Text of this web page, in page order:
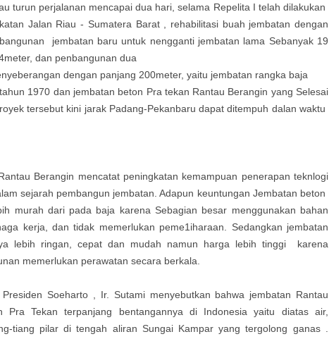
turun perjalanan mencapai dua hari, selama Repelita I telah dilakukan
Jalan Riau - Sumatera Barat , rehabilitasi buah jembatan dengan
jembatan baru untuk nengganti jembatan lama Sebanyak 19
dan penbangunan dua
dengan panjang 200meter, yaitu jembatan rangka baja
1970 dan jembatan beton Pra tekan Rantau Berangin yang Selesai
tersebut kini jarak Padang-Pekanbaru dapat ditempuh dalan waktu
Berangin mencatat peningkatan kemampuan penerapan teknlogi
sejarah pembangun jembatan. Adapun keuntungan Jembatan beton
murah dari pada baja karena Sebagian besar menggunakan bahan
kerja, dan tidak memerlukan peme1iharaan. Sedangkan jembatan
lebih ringan, cepat dan mudah namun harga lebih tinggi karena
memerlukan perawatan secara berkala.
Soeharto , Ir. Sutami menyebutkan bahwa jembatan Rantau
Pra Tekan terpanjang bentangannya di Indonesia yaitu diatas air,
tiang pilar di tengah aliran Sungai Kampar yang tergolong ganas .